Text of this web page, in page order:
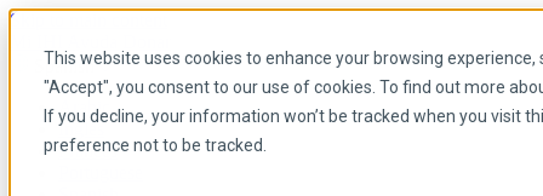
This website uses cookies to enhance your browsing
"Accept", you consent to our use of cookies. To find out more
If you decline, your information won’t be tracked when you visit
preference not to be tracked.
Skip to main content
Spanish
Arabic
Inglés
Francés